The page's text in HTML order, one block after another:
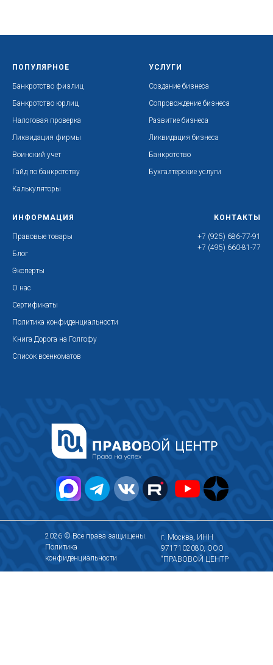
ПОПУЛЯРНОЕ
Банкротство физлиц
Банкротство юрлиц
Налоговая проверка
Ликвидация фирмы
Воинский учет
Гайд по банкротству
Калькуляторы
УСЛУГИ
Создание бизнеса
Сопровождение бизнеса
Развитие бизнеса
Ликвидация бизнеса
Банкротство
Бухгалтерские услуги
ИНФОРМАЦИЯ
Правовые товары
Блог
Эксперты
О нас
Сертификаты
Политика конфиденциальности
Книга Дорога на Голгофу
Список военкоматов
КОНТАКТЫ
+7 (925) 686-77-91
+7 (495) 660-81-77
2026 © Все права защищены.
Политика
конфиденциальности
г. Москва, ИНН
9717102080, ООО
"ПРАВОВОЙ ЦЕНТР